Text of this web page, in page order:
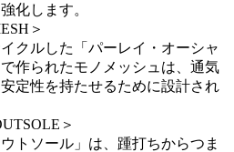
化します。
＞
クルした「パーレイ・オーシャ
作られたモノメッシュは、通気
定性を持たせるために設計され
＞
トソール」は、踵打ちからつま